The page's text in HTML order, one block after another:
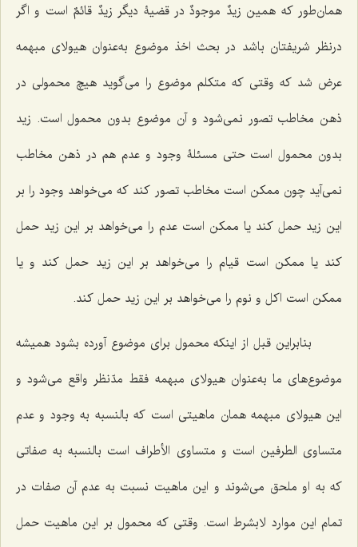
همان‌طور که همین زیدٌ موجودٌدر قضیۀ دیگر زیدٌ قائمٌ است و اگر
درنظر شریفتان باشد در بحث اخذ موضوع به‌عنوان هیولای مبهمه
عرض شد که وقتی که متکلم موضوع را می‌گوید هیچ محمولی در
ذهن مخاطب تصور نمی‌شود و آن موضوع بدون محمول است. زید
بدون محمول است حتی مسئلۀ وجود و عدم هم در ذهن مخاطب
نمی‌آید چون ممکن است مخاطب تصور کند که می‌خواهد وجود را بر
این زید حمل کند یا ممکن است عدم را می‌خواهد بر این زید حمل
کند یا ممکن است قیام را می‌خواهد بر این زید حمل کند و یا
ممکن است اکل و نوم را می‌خواهد بر این زید حمل کند.
بنابراین قبل از اینکه محمول برای موضوع آورده بشود همیشه
موضوع‌های ما به‌عنوان هیولای مبهمه فقط مدّنظر واقع می‌شود و
این هیولای مبهمه همان ماهیتی است که بالنسبه به وجود و عدم
متساوی الطرفین است و متساوی الأطراف است بالنسبه به صفاتی
که به او ملحق می‌شوند و این ماهیت نسبت به عدم آن صفات در
تمام این موارد لابشرط است. وقتی که محمول بر این ماهیت حمل